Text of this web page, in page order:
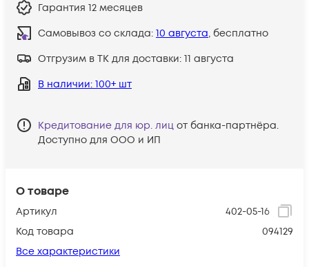
О товаре
Артикул
402-05-16
Код товара
094129
Все характеристики
Гарантия 12 месяцев
Самовывоз со склада: 10 августа, бесплатно
Отгрузим в ТК для доставки: 11 августа
В наличии: 100+ шт
Кредитование для юр. лиц от банка-партнёра.
Доступно для ООО и ИП